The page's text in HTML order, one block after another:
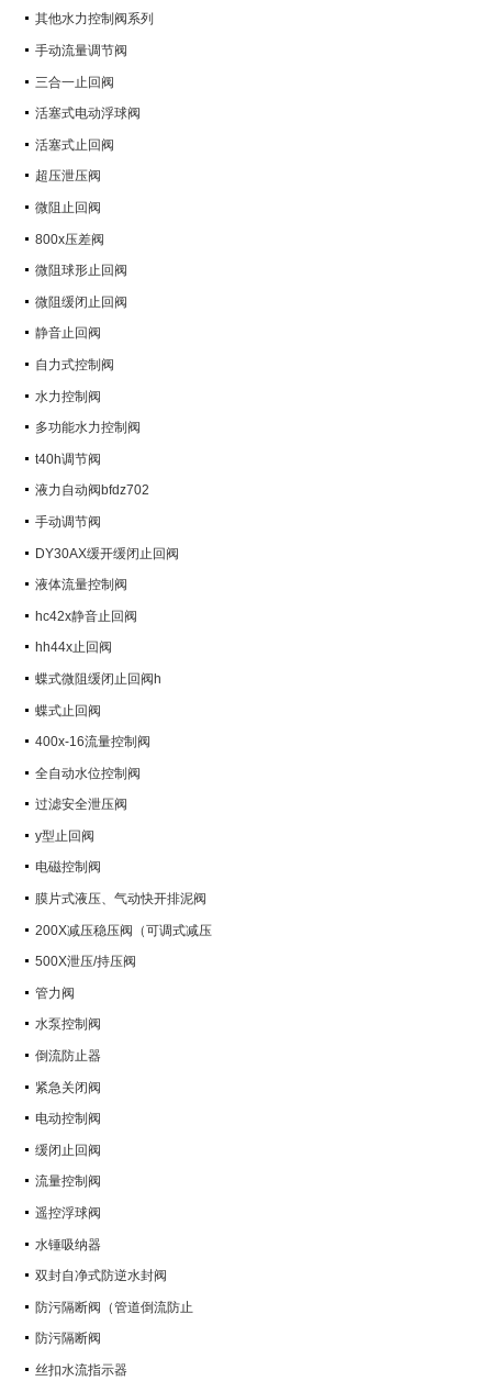
其他水力控制阀系列
手动流量调节阀
三合一止回阀
活塞式电动浮球阀
活塞式止回阀
超压泄压阀
微阻止回阀
800x压差阀
微阻球形止回阀
微阻缓闭止回阀
静音止回阀
自力式控制阀
水力控制阀
多功能水力控制阀
t40h调节阀
液力自动阀bfdz702
手动调节阀
DY30AX缓开缓闭止回阀
液体流量控制阀
hc42x静音止回阀
hh44x止回阀
蝶式微阻缓闭止回阀h
蝶式止回阀
400x-16流量控制阀
全自动水位控制阀
过滤安全泄压阀
y型止回阀
电磁控制阀
膜片式液压、气动快开排泥阀
200X减压稳压阀（可调式减压
阀）
500X泄压/持压阀
管力阀
水泵控制阀
倒流防止器
紧急关闭阀
电动控制阀
缓闭止回阀
流量控制阀
遥控浮球阀
水锤吸纳器
双封自净式防逆水封阀
防污隔断阀（管道倒流防止
防污隔断阀
丝扣水流指示器